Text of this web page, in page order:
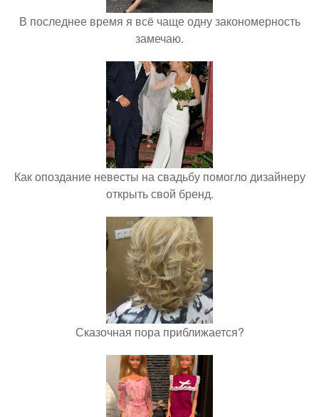
В последнее время я всё чаще одну закономерность
замечаю.
Как опоздание невесты на свадьбу помогло дизайнеру
открыть свой бренд.
Сказочная пора приближается?